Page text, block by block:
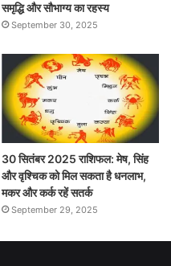
समृद्धि और सौभाग्य का रहस्य
September 30, 2025
30 सितंबर 2025 राशिफल: मेष, सिंह
और वृश्चिक को मिल सकता है धनलाभ,
मकर और कर्क रहें सतर्क
September 29, 2025